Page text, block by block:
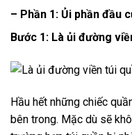
– Phần 1: Ủi phần đầu
Bước 1: Là ủi đường
Hầu hết những chiếc
bên trong. Mặc dù sẽ